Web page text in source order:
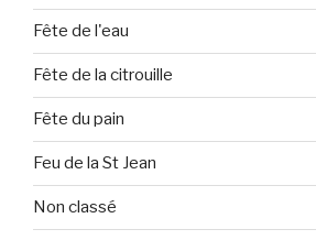
Fête de l'eau
Fête de la citrouille
Fête du pain
Feu de la St Jean
Non classé